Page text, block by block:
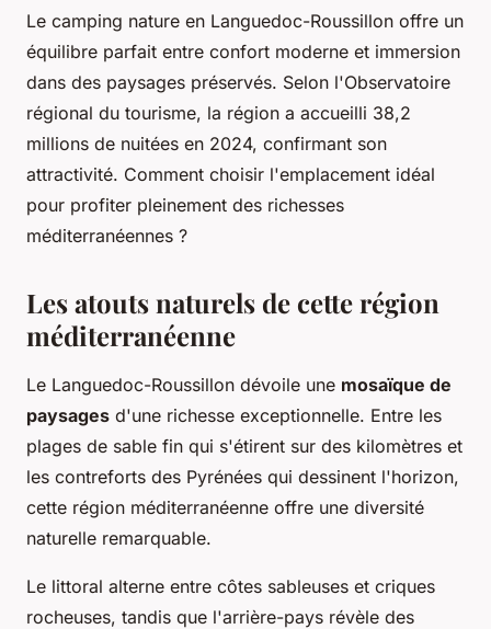
Le camping nature en Languedoc-Roussillon offre un
équilibre parfait entre confort moderne et immersion
dans des paysages préservés. Selon l'Observatoire
régional du tourisme, la région a accueilli 38,2
millions de nuitées en 2024, confirmant son
attractivité. Comment choisir l'emplacement idéal
pour profiter pleinement des richesses
méditerranéennes ?
Les atouts naturels de cette région
méditerranéenne
Le Languedoc-Roussillon dévoile une mosaïque de
paysages d'une richesse exceptionnelle. Entre les
plages de sable fin qui s'étirent sur des kilomètres et
les contreforts des Pyrénées qui dessinent l'horizon,
cette région méditerranéenne offre une diversité
naturelle remarquable.
Le littoral alterne entre côtes sableuses et criques
rocheuses, tandis que l'arrière-pays révèle des